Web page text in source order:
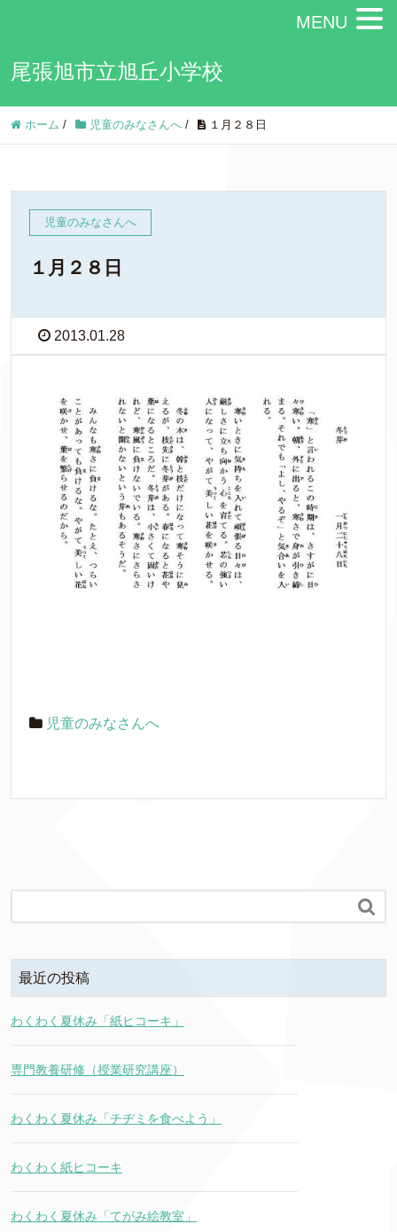
尾張旭市立旭丘小学校
ホーム / 児童のみなさんへ / １月２８日
児童のみなさんへ
１月２８日
2013.01.28
児童のみなさんへ

最近の投稿
わくわく夏休み「紙ヒコーキ」
専門教養研修（授業研究講座）
わくわく夏休み「チヂミを食べよう」
わくわく紙ヒコーキ
わくわく夏休み「てがみ絵教室」
MENU